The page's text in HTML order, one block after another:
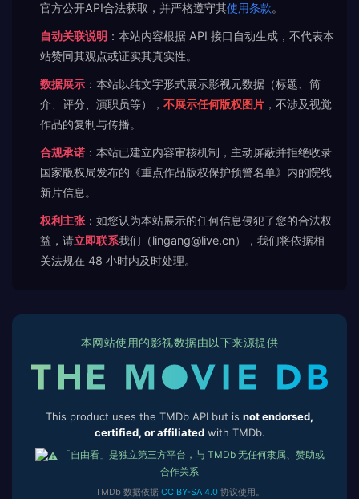
官方公开API合法获取，并严格遵守其使用条款。
自动关联说明 ：本站内容根据 API 接口自动生成，不代表本
站赞同其观点或证实其真实性。
数据展示 ：本站以纯文字形式展示影视元数据（标题、简
介、评分、演职员等）， 不展示任何版权图片 ，不涉及视觉
作品的复制与传播。
合规承诺 ：本站已建立内容审核机制，主动屏蔽并拒绝收录
国家版权局发布的《重点作品版权保护预警名单》内的院线
新片信息。
权利主张 ：如您认为本站展示的任何信息侵犯了您的合法权
益，请立即联系我们（lingang@live.cn），我们将依据相
关法规在 48 小时内及时处理。
本网站使用的影视数据由以下来源提供
This product uses the TMDb API but is not endorsed,
certified, or affiliatedwith TMDb.
「自由看」是独立第三方平台，与 TMDb 无任何隶属、赞助或
合作关系
TMDb 数据依据 CC BY-SA 4.0协议使用。